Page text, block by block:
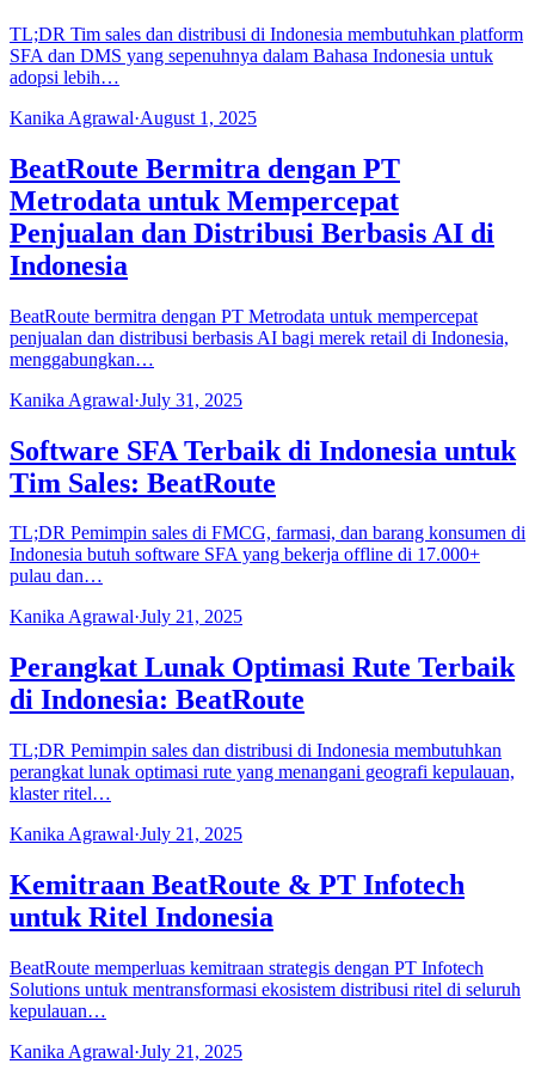
TL;DR Tim sales dan distribusi di Indonesia membutuhkan platform
SFA dan DMS yang sepenuhnya dalam Bahasa Indonesia untuk
adopsi lebih…
Kanika Agrawal·August 1, 2025
BeatRoute Bermitra dengan PT
Metrodata untuk Mempercepat
Penjualan dan Distribusi Berbasis AI di
Indonesia
BeatRoute bermitra dengan PT Metrodata untuk mempercepat
penjualan dan distribusi berbasis AI bagi merek retail di Indonesia,
menggabungkan…
Kanika Agrawal·July 31, 2025
Software SFA Terbaik di Indonesia untuk
Tim Sales: BeatRoute
TL;DR Pemimpin sales di FMCG, farmasi, dan barang konsumen di
Indonesia butuh software SFA yang bekerja offline di 17.000+
pulau dan…
Kanika Agrawal·July 21, 2025
Perangkat Lunak Optimasi Rute Terbaik
di Indonesia: BeatRoute
TL;DR Pemimpin sales dan distribusi di Indonesia membutuhkan
perangkat lunak optimasi rute yang menangani geografi kepulauan,
klaster ritel…
Kanika Agrawal·July 21, 2025
Kemitraan BeatRoute & PT Infotech
untuk Ritel Indonesia
BeatRoute memperluas kemitraan strategis dengan PT Infotech
Solutions untuk mentransformasi ekosistem distribusi ritel di seluruh
kepulauan…
Kanika Agrawal·July 21, 2025